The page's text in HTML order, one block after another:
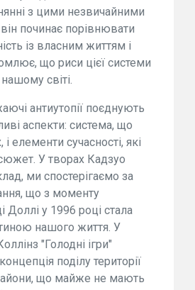
з цими незвичайними
починає порівнювати
із власним життям і
що риси цієї системи
світі.
антиутопії поєднують
аспекти: система, що
елементи сучасності, які
У творах Кадзуо
ми спостерігаємо за
що з моменту
Доллі у 1996 році стала
нашого життя. У
"Голодні ігри"
поділу території
що майже не мають